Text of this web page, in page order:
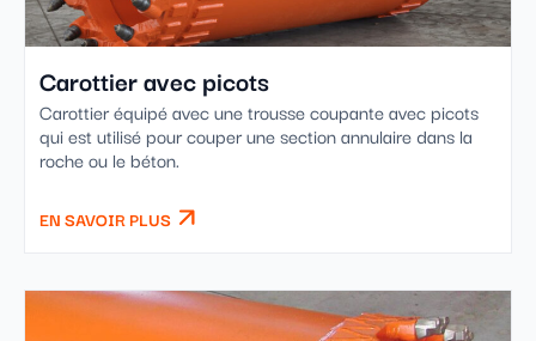
Carottier avec picots
Carottier équipé avec une trousse coupante avec picots
qui est utilisé pour couper une section annulaire dans la
roche ou le béton.
EN SAVOIR PLUS